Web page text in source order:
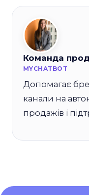
Команда
MYCHATBOT
Допомагає
канали на
продажів і